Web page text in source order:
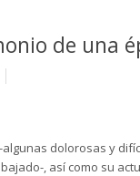
de una
dolorosas y
, así como su